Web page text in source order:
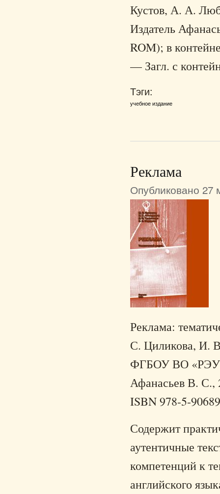
Кустов, А. А.
Издатель
ROM); в
— Загл. с
Тэги:
учебное издание
Реклама
Опубликовано 27
Реклама:
С. Циликова, И.
ФГБОУ ВО «РЭУ
Афанасьев В.
ISBN 978-5-
Содержит
аутентичные
компетенций к
английского